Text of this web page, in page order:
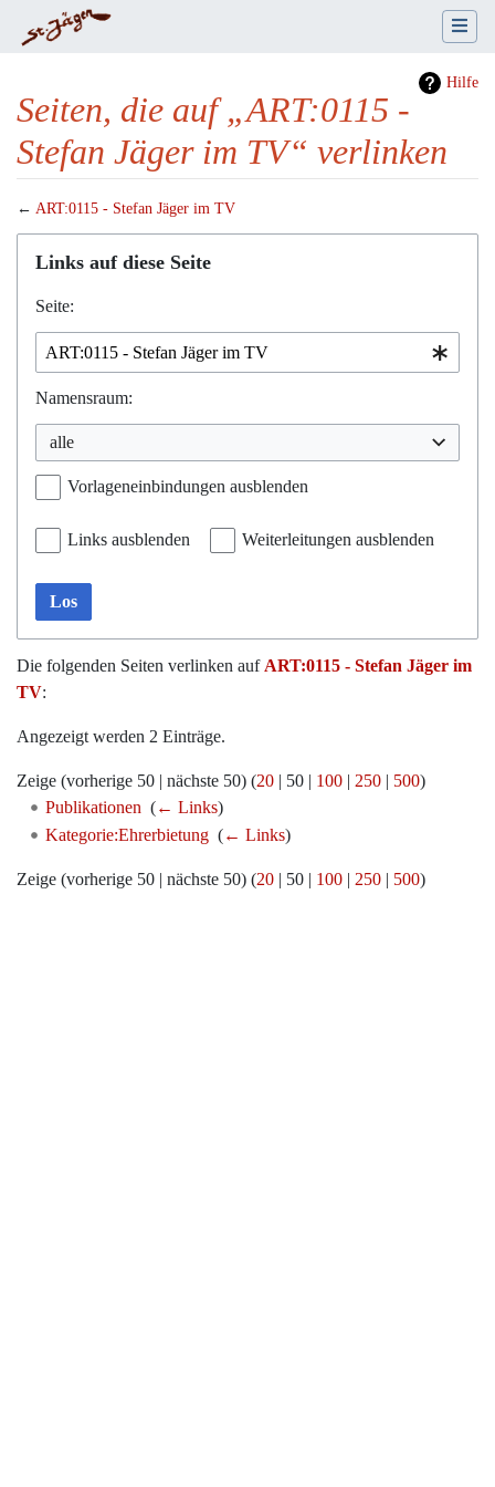
Hilfe
Seiten, die auf „ART:0115 -
Stefan Jäger im TV“ verlinken
← ART:0115 - Stefan Jäger im TV
Wechseln zu:Navigation,Suche
Links auf diese Seite
Seite:
Namensraum:
alle
Vorlageneinbindungen ausblenden
Links ausblenden Weiterleitungen ausblenden
Los
Die folgenden Seiten verlinken auf ART:0115 - Stefan Jäger im
TV:
Angezeigt werden 2 Einträge.
Zeige (vorherige 50 | nächste 50) (20 | 50 | 100 | 250 | 500)
Publikationen (← Links)
Kategorie:Ehrerbietung‎ (← Links)
Zeige (vorherige 50 | nächste 50) (20 | 50 | 100 | 250 | 500)